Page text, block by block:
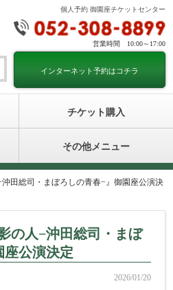
個人予約 御園座チケットセンター
営業時間 10:00～17:00
インターネット予約はコチラ
チケット購入
その他メニュー
田総司・まぼろしの青春−』御園座公演決
の人−沖田総司・まぼ
座公演決定
2026/01/20